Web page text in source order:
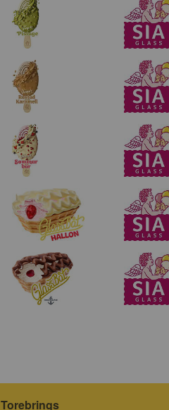
Torebrings